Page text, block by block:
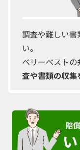
調査や難しい書
い。
ベリーベスト
査や書類の収集